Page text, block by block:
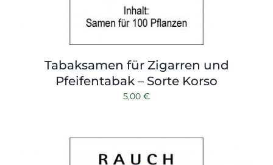
Tabaksamen für Zigarren und
Pfeifentabak – Sorte Korso
5,00 €